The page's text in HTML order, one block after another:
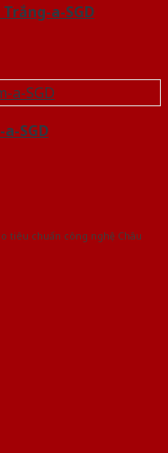
a-SGD
SGD
tiêu chuẩn công nghệ Châu